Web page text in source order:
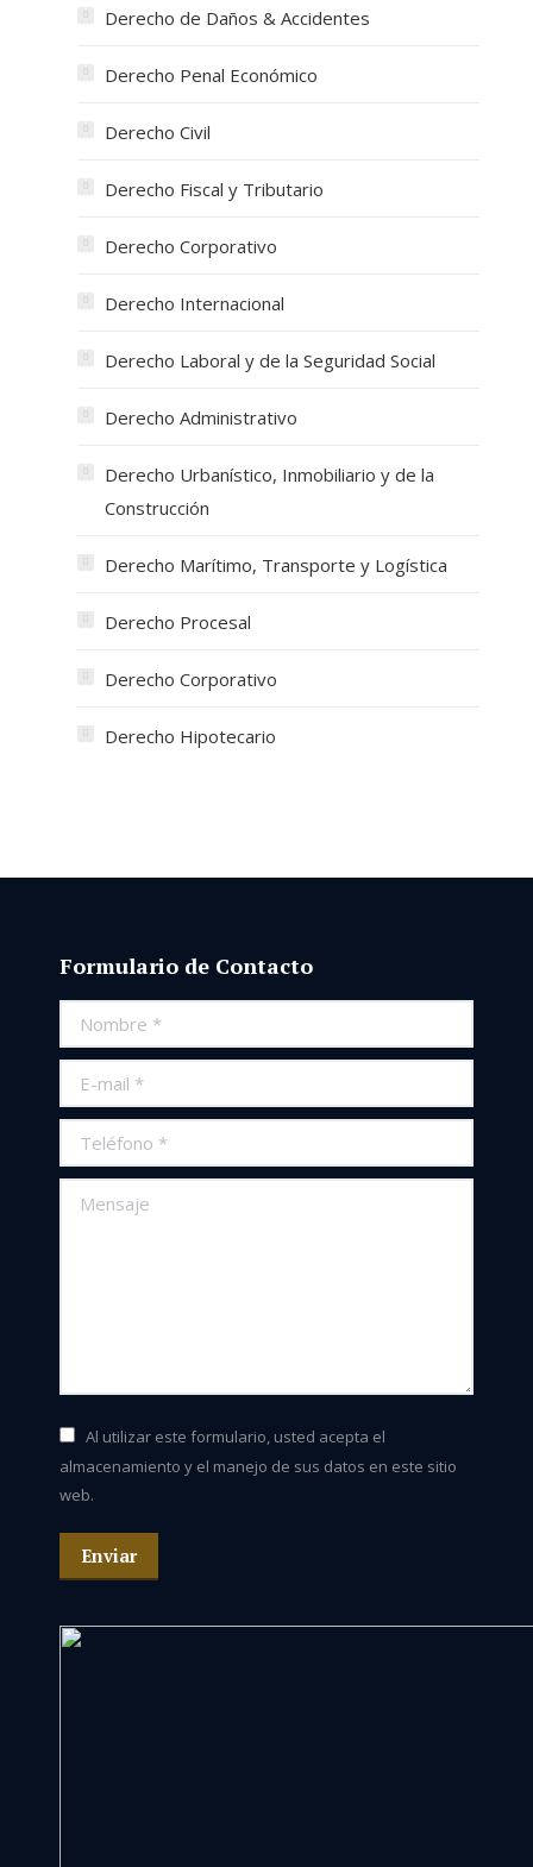
Derecho de Daños & Accidentes
Derecho Penal Económico
Derecho Civil
Derecho Fiscal y Tributario
Derecho Corporativo
Derecho Internacional
Derecho Laboral y de la Seguridad Social
Derecho Administrativo
Derecho Urbanístico, Inmobiliario y de la
Construcción
Derecho Marítimo, Transporte y Logística
Derecho Procesal
Derecho Corporativo
Derecho Hipotecario
Formulario de Contacto
Nombre *
E-mail *
Teléfono *
Mensaje
Al utilizar este formulario, usted acepta el
almacenamiento y el manejo de sus datos en este sitio
web.
Enviar